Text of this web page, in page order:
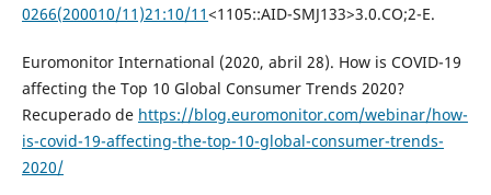
0266(200010/11)21:10/11<1105::AID-SMJ133>3.0.CO;2-E.
Euromonitor International (2020, abril 28). How is COVID-19
affecting the Top 10 Global Consumer Trends 2020?
Recuperado de https://blog.euromonitor.com/webinar/how-
is-covid-19-affecting-the-top-10-global-consumer-trends-
2020/